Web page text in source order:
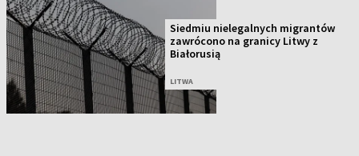
Siedmiu nielegalnych migrantów
zawrócono na granicy Litwy z
Białorusią
LITWA